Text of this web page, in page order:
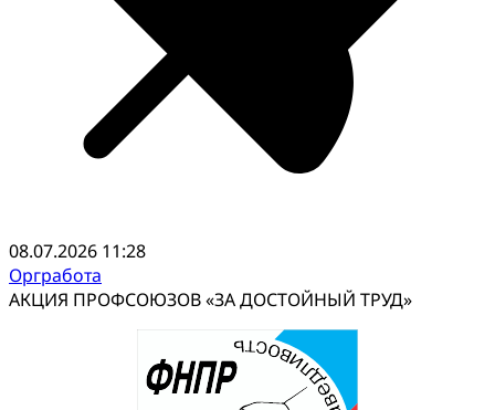
08.07.2026 11:28
Оргработа
АКЦИЯ ПРОФСОЮЗОВ «ЗА ДОСТОЙНЫЙ ТРУД»